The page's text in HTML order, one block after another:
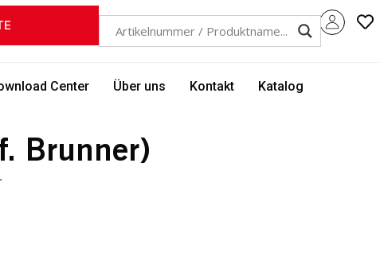
Center Über uns Kontakt Katalog
Brunner)